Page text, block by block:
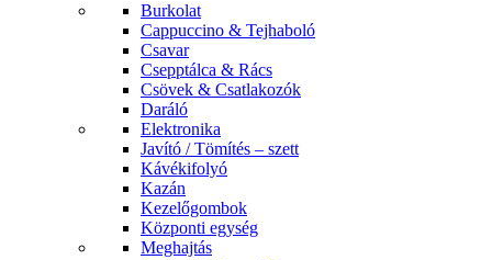
Burkolat
Cappuccino & Tejhaboló
Csavar
Csepptálca & Rács
Csövek & Csatlakozók
Daráló
Elektronika
Javító / Tömítés – szett
Kávékifolyó
Kazán
Kezelőgombok
Központi egység
Meghajtás